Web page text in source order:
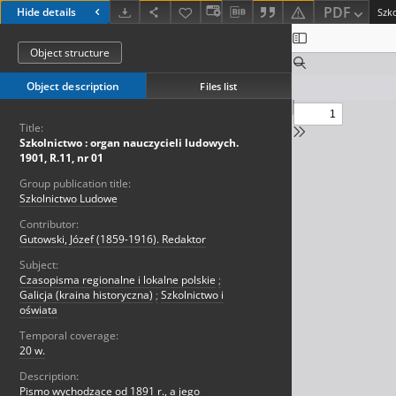
Hide details PDF
Object structure
Object description Files list
Title:
Szkolnictwo : organ nauczycieli ludowych.
1901, R.11, nr 01
Group publication title:
Szkolnictwo Ludowe
Contributor:
Gutowski, Józef (1859-1916). Redaktor
Subject:
Czasopisma regionalne i lokalne polskie ;
Galicja (kraina historyczna) ; Szkolnictwo i
oświata
Temporal coverage:
20 w.
Description:
Pismo wychodzące od 1891 r., a jego